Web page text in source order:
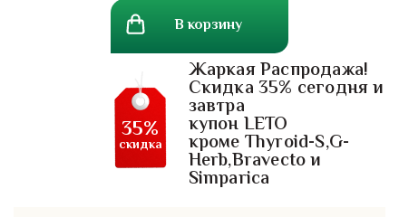
В корзину
Жаркая Распродажа!
Скидка 35% сегодня и
завтра
купон LETO
кроме Thyroid-S,G-
Herb,Bravecto и
Simparica
35%
скидка